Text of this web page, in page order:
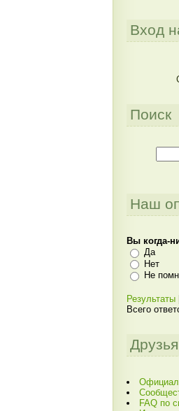
Вход
Поиск
Наш
Вы когда-
Да
Нет
Не
Результаты
Всего
FAQ по